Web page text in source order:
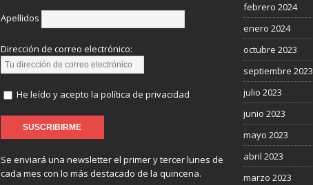
Apellidos
Dirección de correo electrónico:
He leído y acepto la política de privacidad
Se enviará una newsletter el primer y tercer lunes de
cada mes con lo más destacado de la quincena.
febrero 2024
enero 2024
octubre 2023
septiembre 2023
julio 2023
junio 2023
mayo 2023
abril 2023
marzo 2023